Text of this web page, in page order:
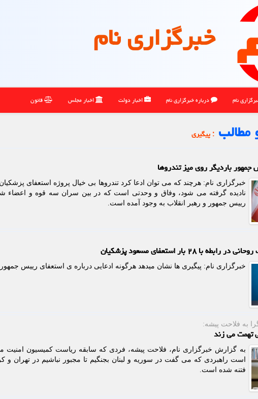
خبرگزاری نام
نام درباره خبرگزاری نام اخبار دولت اخبار مجلس قانون
مطالب : پیگیری
باردیگر روی میز تندروها
خبرگزاری نام: هرچند که می توان ادعا کرد تندروها بی خیال پروژه استعفای
نادیده گرفته می شود، وفاق و وحدتی است که در بین سران سه قوه و اعضاء
رییس جمهور و رهبر انقلاب به وجود آمده است.
۲۸ بار استعفای مسعود پزشکیان
خبرگزاری نام: پیگیری ها نشان میدهد هرگونه ادعایی درباره ی استعفای رییس
به فلاحت پیشه:
تهمت می زند
به گزارش خبرگزاری نام، فلاحت پیشه، فردی که سابقه ریاست کمیسیون امنیت
است راهبردی که می گفت در سوریه و لبنان بجنگیم تا مجبور نباشیم در تهران و
فتنه شده است.